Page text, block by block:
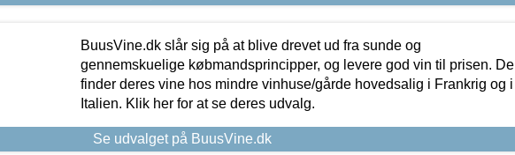
BuusVine.dk slår sig på at blive drevet ud fra sunde og
gennemskuelige købmandsprincipper, og levere god vin til prisen. De
finder deres vine hos mindre vinhuse/gårde hovedsalig i Frankrig og i
Italien. Klik her for at se deres udvalg.
Se udvalget på BuusVine.dk